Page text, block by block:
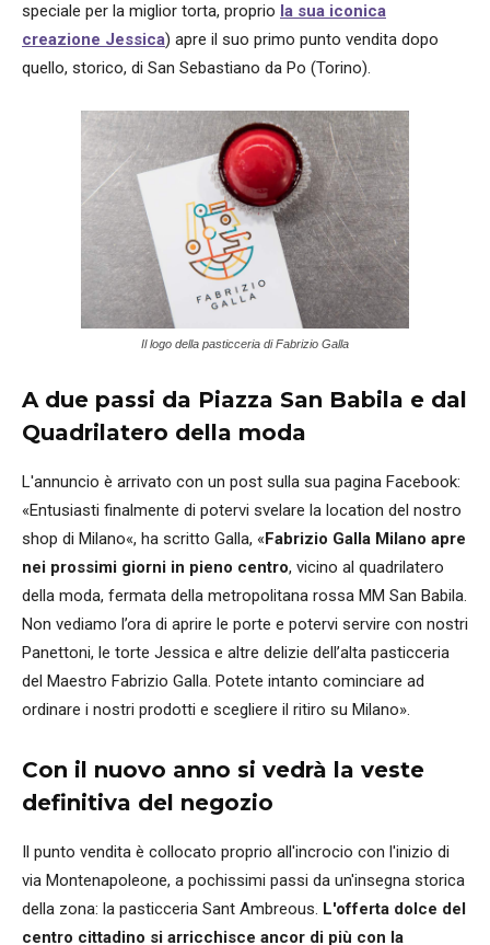
speciale per la miglior torta, proprio la sua iconica
creazione Jessica) apre il suo primo punto vendita dopo
quello, storico, di San Sebastiano da Po (Torino).
Il logo della pasticceria di Fabrizio Galla
A due passi da Piazza San Babila e dal
Quadrilatero della moda
L'annuncio è arrivato con un post sulla sua pagina Facebook:
«Entusiasti finalmente di potervi svelare la location del nostro
shop di Milano«, ha scritto Galla, « Fabrizio Galla Milano apre
nei prossimi giorni in pieno centro, vicino al quadrilatero
della moda, fermata della metropolitana rossa MM San Babila.
Non vediamo l’ora di aprire le porte e potervi servire con nostri
Panettoni, le torte Jessica e altre delizie dell’alta pasticceria
del Maestro Fabrizio Galla. Potete intanto cominciare ad
ordinare i nostri prodotti e scegliere il ritiro su Milano».
Con il nuovo anno si vedrà la veste
definitiva del negozio
Il punto vendita è collocato proprio all'incrocio con l'inizio di
via Montenapoleone, a pochissimi passi da un'insegna storica
della zona: la pasticceria Sant Ambreous. L'offerta dolce del
centro cittadino si arricchisce ancor di più con la